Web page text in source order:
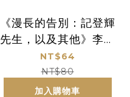
《漫長的告別：記登輝
先生，以及其他》李靜
宜手繪簽名印刷書籤套
組
NT$64
NT$80
加入購物車